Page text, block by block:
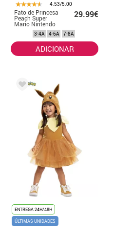
4.53/5.00
Fato de Princesa
Peach Super
Mario Nintendo
para Meninas
29.99€
3-4A 4-6A 7-8A
ADICIONAR
ENTREGA 24H/48H
ÚLTIMAS UNIDADES